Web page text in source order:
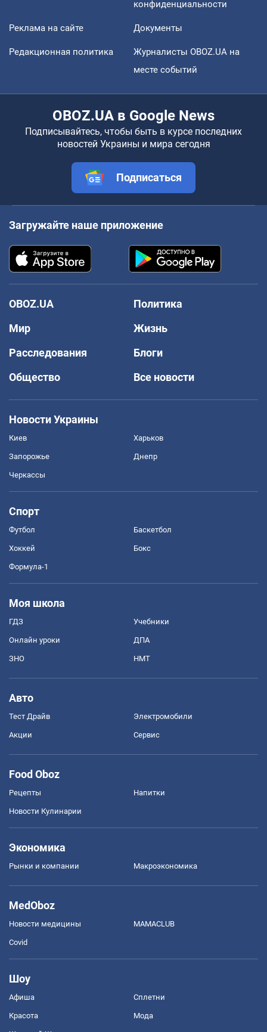
конфиденциальности
Реклама на сайте Документы
Редакционная политика
Журналисты OBOZ.UA на
месте событий
OBOZ.UA в Google News
Подписывайтесь, чтобы быть в курсе последних
новостей Украины и мира сегодня
Подписаться
Загружайте наше приложение
OBOZ.UA
Политика
Мир
Жизнь
Расследования
Блоги
Общество
Все новости
Новости Украины
Киев Харьков
Запорожье Днепр
Черкассы
Спорт
Футбол Баскетбол
Хоккей Бокс
Формула-1
Моя школа
ГДЗ Учебники
Онлайн уроки ДПА
ЗНО НМТ
Авто
Тест Драйв Электромобили
Акции Сервис
Food Oboz
Рецепты Напитки
Новости Кулинарии
Экономика
Рынки и компании Mакроэкономика
MedOboz
Новости медицины MAMACLUB
Covid
Шоу
Афиша Сплетни
Красота Мода